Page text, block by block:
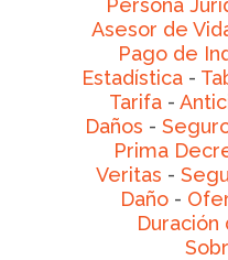
Persona
Asesor de
Pago de
Estadística -
Tarifa-
Daños -
Prima
Veritas -
Daño -